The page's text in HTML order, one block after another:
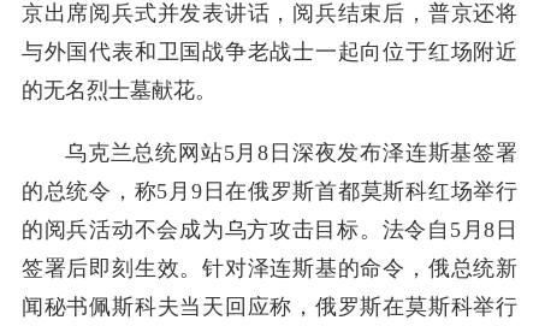
京出席阅兵式并发表讲话，阅兵结束后，普京还将
与外国代表和卫国战争老战士一起向位于红场附近
的无名烈士墓献花。
乌克兰总统网站5月8日深夜发布泽连斯基签署
的总统令，称5月9日在俄罗斯首都莫斯科红场举行
的阅兵活动不会成为乌方攻击目标。法令自5月8日
签署后即刻生效。针对泽连斯基的命令，俄总统新
闻秘书佩斯科夫当天回应称，俄罗斯在莫斯科举行